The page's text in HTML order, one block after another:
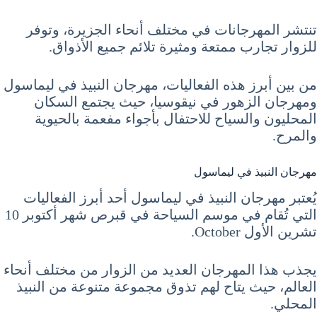
تنتشر المهرجانات في مختلف أنحاء الجزيرة، وتوفر
للزوار تجارب ممتعة ومثيرة تلائم جميع الأذواق.
من بين أبرز هذه الفعاليات، مهرجان النبيذ في ليماسول
ومهرجان الزهور في نيقوسيا، حيث يجتمع السكان
المحليون والسياح للاحتفال بأجواء مفعمة بالحيوية
والمرح.
مهرجان النبيذ في ليماسول
يُعتبر مهرجان النبيذ في ليماسول أحد أبرز الفعاليات
التي تُقام في موسم السياحة في قبرص شهر أكتوبر 10
تشرين الأول October.
يجذب هذا المهرجان العديد من الزوار من مختلف أنحاء
العالم، حيث يتاح لهم تذوق مجموعة متنوعة من النبيذ
المحلي.